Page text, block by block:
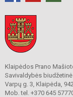
Klaipėdos Prano
Savivaldybės
Varpų g. 3, Klaipėda,
Mob. tel. +370 645